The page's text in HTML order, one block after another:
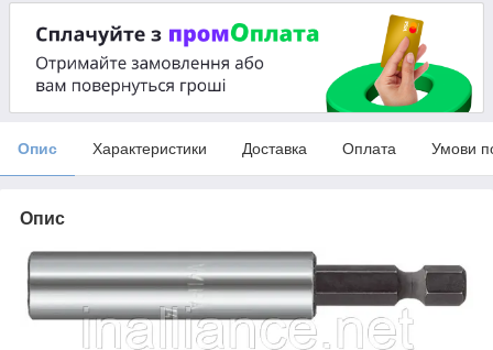
Опис Характеристики Доставка Оплата Умови
Опис